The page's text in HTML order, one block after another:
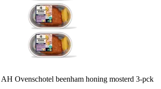
AH Ovenschotel beenham honing mosterd 3-pck